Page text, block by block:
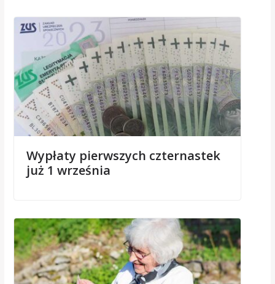
Wypłaty pierwszych czternastek
już 1 września